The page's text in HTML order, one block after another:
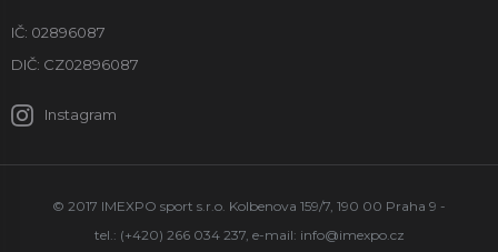
IČ: 02896087
DIČ: CZ02896087
Instagram
© 2017 IMEXPO sport s.r.o. Kolbenova 159/7, 190 00 Praha 9 -
tel.: (+420) 266 034 237, e-mail: info@imexpo.cz